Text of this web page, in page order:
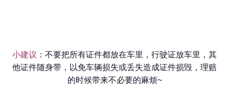
小建议 ：不要把所有证件都放在车里，行驶证放车里，其
他证件随身带，以免车辆损失或丢失造成证件损毁，理赔
的时候带来不必要的麻烦~